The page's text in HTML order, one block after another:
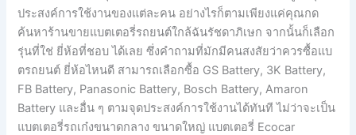
ประสงค์การใช้งานของแต่ละคน อย่างไรก็ตามเพียงแค่คุณกด
ค้นหาร้านขายแบตเตอรี่รถยนต์ใกล้ฉันรัชดาภิเษก จากนั้นก็เลือก
รุ่นที่ใช่ ยี่ห้อที่ชอบ ได้เลย ซึ่งคำถามที่มักมีคนสงสัยว่าควรซื้อแบ
ตรถยนต์ ยี่ห้อไหนดี สามารถเลือกซื้อ GS Battery, 3K Battery,
FB Battery, Panasonic Battery, Bosch Battery, Amaron
Battery และอื่น ๆ ตามจุดประสงค์การใช้งานได้ทันที ไม่ว่าจะเป็น
แบตเตอรี่รถเก๋งขนาดกลาง ขนาดใหญ่ แบตเตอรี่ Ecocar